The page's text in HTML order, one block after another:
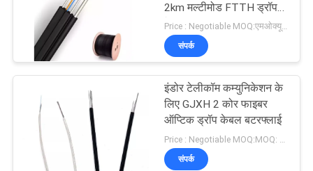
2km मल्टीमोड FTTH ड्रॉप
केबल GJYXCH
Price : Negotiable MOQ:एमओक्यू: 1000 मीटर
संपर्क
इंडोर टेलीकॉम कम्युनिकेशन के
लिए GJXH 2 कोर फाइबर
ऑप्टिक ड्रॉप केबल बटरफ्लाई
Price : Negotiable MOQ:MOQ: 1000 मीटर
संपर्क